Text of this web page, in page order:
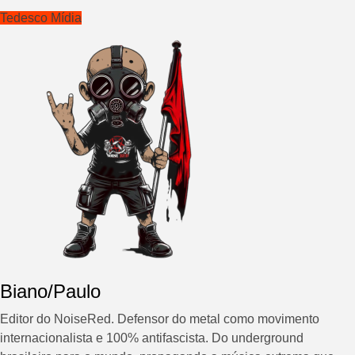
Tedesco Mídia
Biano/Paulo
Editor do NoiseRed. Defensor do metal como movimento
internacionalista e 100% antifascista. Do underground